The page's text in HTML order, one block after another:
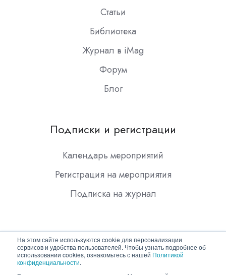
На этом сайте используются cookie для персонализации
сервисов и удобства пользователей. Чтобы узнать подробнее об
использовании cookies, ознакомьтесь с нашей Политикой
конфиденциальности.
Статьи
Библиотека
Журнал в iMag
Форум
Блог
Подписки и регистрации
Календарь мероприятий
Регистрация на мероприятия
Подписка на журнал
Copyright © 2026 ООО "Гротек"